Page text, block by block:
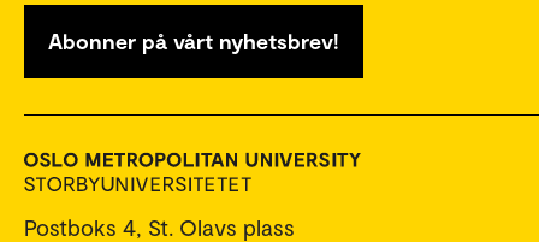
Abonner på vårt nyhetsbrev!
Postboks 4, St. Olavs plass